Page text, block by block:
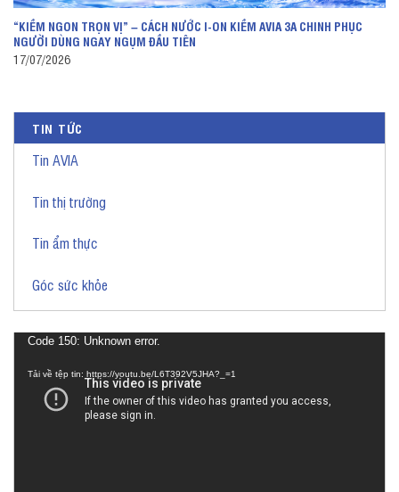
TIN TỨC
Tin AVIA
Tin thị trường
Tin ẩm thực
Góc sức khỏe
Trình
Code 150: Unknown error.
Tải về tệp tin: https://youtu.be/L6T392V5JHA?_=1
“KIỀM NGON TRỌN VỊ” – CÁCH NƯỚC I-ON KIỀM AVIA 3A CHINH PHỤC
NGƯỜI DÙNG NGAY NGỤM ĐẦU TIÊN
17/07/2026